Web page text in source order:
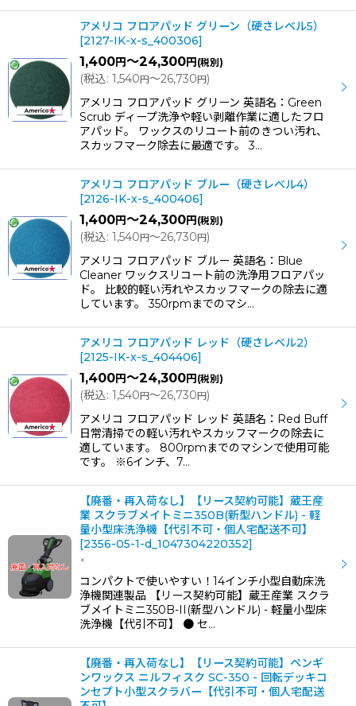
アメリコ フロアパッド グリーン（硬さレベル5）
[2127-IK-x-s_400306]
1,400円～24,300円 (税別)
(税込: 1,540円～26,730円)
アメリコ フロアパッド グリーン 英語名：Green
Scrub ディープ洗浄や軽い剥離作業に適したフロ
アパッド。 ワックスのリコート前のきつい汚れ、
スカッフマーク除去に最適です。 3…
アメリコ フロアパッド ブルー（硬さレベル4）
[2126-IK-x-s_400406]
1,400円～24,300円 (税別)
(税込: 1,540円～26,730円)
アメリコ フロアパッド ブルー 英語名：Blue
Cleaner ワックスリコート前の洗浄用フロアパッ
ド。 比較的軽い汚れやスカッフマークの除去に適
しています。 350rpmまでのマシ…
アメリコ フロアパッド レッド（硬さレベル2）
[2125-IK-x-s_404406]
1,400円～24,300円 (税別)
(税込: 1,540円～26,730円)
アメリコ フロアパッド レッド 英語名：Red Buff
日常清掃での軽い汚れやスカッフマークの除去に
適しています。 800rpmまでのマシンで使用可能
です。 ※6インチ、7…
【廃番・再入荷なし】【リース契約可能】蔵王産
業 スクラブメイトミニ350B(新型ハンドル) - 軽
量小型床洗浄機【代引不可・個人宅配送不可】
[2356-05-1-d_1047304220352]
×
コンパクトで使いやすい！14インチ小型自動床洗
浄機関連製品 【リース契約可能】蔵王産業 スクラ
ブメイトミニ350B-II(新型ハンドル) - 軽量小型床
洗浄機【代引不可】 ● セ…
【廃番・再入荷なし】【リース契約可能】ペンギ
ンワックス ニルフィスク SC-350 - 回転デッキコ
ンセプト小型スクラバー【代引不可・個人宅配送